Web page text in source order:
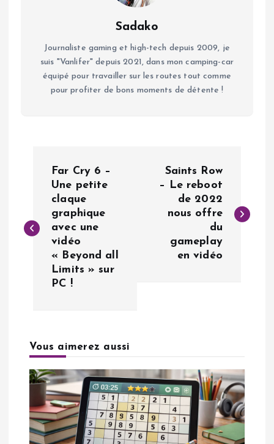
Sadako
Journaliste gaming et high-tech depuis 2009, je
suis "Vanlifer" depuis 2021, dans mon camping-car
équipé pour travailler sur les routes tout comme
pour profiter de bons moments de détente !
v
t
o
n
Far Cry 6 –
Une petite
claque
graphique
avec une
vidéo
« Beyond all
Limits » sur
PC !
Saints Row
– Le reboot
de 2022
nous offre
du
gameplay
en vidéo
Vous aimerez aussi